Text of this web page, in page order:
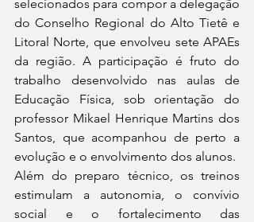
selecionados para compor a delegação
do Conselho Regional do Alto Tietê e
Litoral Norte, que envolveu sete APAEs
da região. A participação é fruto do
trabalho desenvolvido nas aulas de
Educação Física, sob orientação do
professor Mikael Henrique Martins dos
Santos, que acompanhou de perto a
evolução e o envolvimento dos alunos.
Além do preparo técnico, os treinos
estimulam a autonomia, o convívio
social e o fortalecimento das